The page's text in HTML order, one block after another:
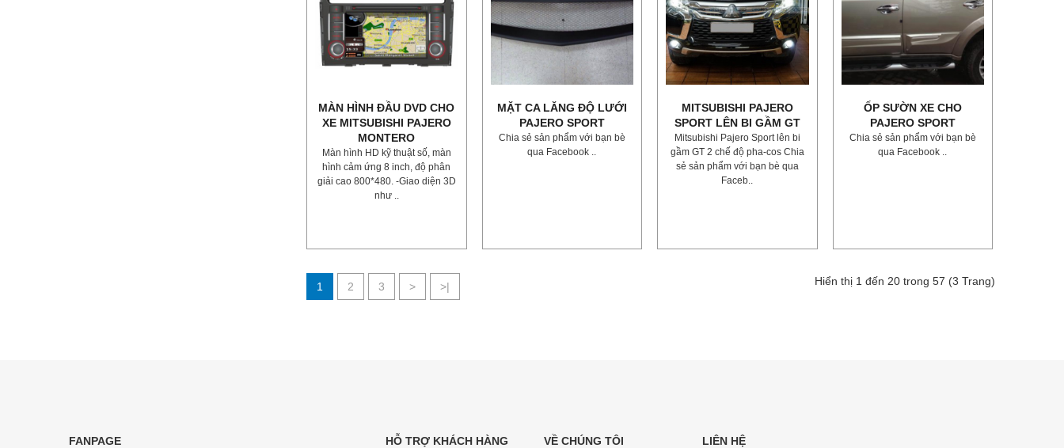
MÀN HÌNH ĐẦU DVD CHO
XE MITSUBISHI PAJERO
MONTERO
Màn hình HD kỹ thuật số, màn
hình cảm ứng 8 inch, độ phân
giải cao 800*480. -Giao diện 3D
như ..
MẶT CA LĂNG ĐỘ LƯỚI
PAJERO SPORT
Chia sẻ sản phẩm với bạn bè
qua Facebook ..
MITSUBISHI PAJERO
SPORT LÊN BI GẦM GT
Mitsubishi Pajero Sport lên bi
gầm GT 2 chế độ pha-cos Chia
sẻ sản phẩm với bạn bè qua
Faceb..
ỐP SƯỜN XE CHO
PAJERO SPORT
Chia sẻ sản phẩm với bạn bè
qua Facebook ..
1 2 3 > >| Hiển thị 1 đến 20 trong 57 (3 Trang)
FANPAGE HỖ TRỢ KHÁCH HÀNG VỀ CHÚNG TÔI LIÊN HỆ